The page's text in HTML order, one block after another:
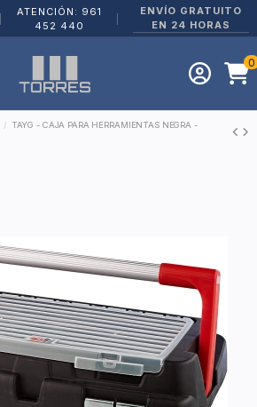
ATENCIÓN: 961
452 440
ENVÍO GRATUITO
EN 24 HORAS
0
TAYG - CAJA PARA HERRAMIENTAS NEGRA -